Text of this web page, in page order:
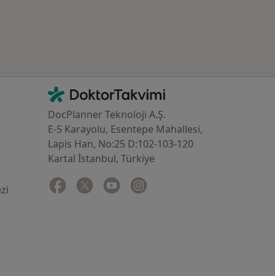
İletişim
DoktorTakvimi - Ana Sayfa
DocPlanner Teknoloji A.Ş.
E-5 Karayolu, Esentepe Mahallesi,
Lapis Han, No:25 D:102-103-120
Kartal İstanbul, Türkiye
Facebook
yeni bir sekmede açılır
Twitter
yeni bir sekmede açılır
Youtube
yeni bir sekmede açılır